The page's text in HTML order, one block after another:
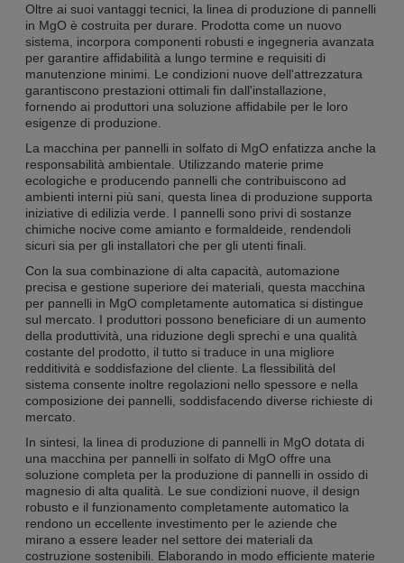
Oltre ai suoi vantaggi tecnici, la linea di produzione di pannelli
in MgO è costruita per durare. Prodotta come un nuovo
sistema, incorpora componenti robusti e ingegneria avanzata
per garantire affidabilità a lungo termine e requisiti di
manutenzione minimi. Le condizioni nuove dell'attrezzatura
garantiscono prestazioni ottimali fin dall'installazione,
fornendo ai produttori una soluzione affidabile per le loro
esigenze di produzione.
La macchina per pannelli in solfato di MgO enfatizza anche la
responsabilità ambientale. Utilizzando materie prime
ecologiche e producendo pannelli che contribuiscono ad
ambienti interni più sani, questa linea di produzione supporta
iniziative di edilizia verde. I pannelli sono privi di sostanze
chimiche nocive come amianto e formaldeide, rendendoli
sicuri sia per gli installatori che per gli utenti finali.
Con la sua combinazione di alta capacità, automazione
precisa e gestione superiore dei materiali, questa macchina
per pannelli in MgO completamente automatica si distingue
sul mercato. I produttori possono beneficiare di un aumento
della produttività, una riduzione degli sprechi e una qualità
costante del prodotto, il tutto si traduce in una migliore
redditività e soddisfazione del cliente. La flessibilità del
sistema consente inoltre regolazioni nello spessore e nella
composizione dei pannelli, soddisfacendo diverse richieste di
mercato.
In sintesi, la linea di produzione di pannelli in MgO dotata di
una macchina per pannelli in solfato di MgO offre una
soluzione completa per la produzione di pannelli in ossido di
magnesio di alta qualità. Le sue condizioni nuove, il design
robusto e il funzionamento completamente automatico la
rendono un eccellente investimento per le aziende che
mirano a essere leader nel settore dei materiali da
costruzione sostenibili. Elaborando in modo efficiente materie